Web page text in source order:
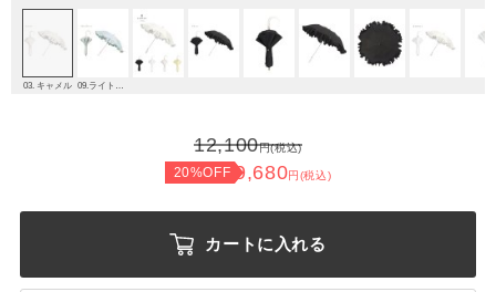
03. キャメル
12,100円(税込)
20%OFF 9,680円(税込)
カートに入れる